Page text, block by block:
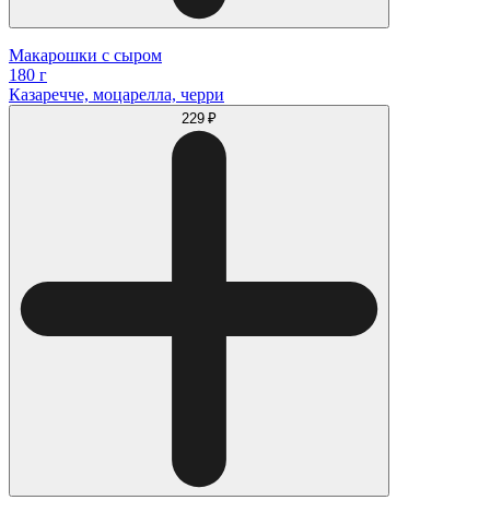
Макарошки с сыром
180 г
Казаречче, моцарелла, черри
229 ₽